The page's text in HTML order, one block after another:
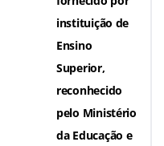
instituição de
Ensino
Superior,
reconhecido
pelo Ministério
da Educação e